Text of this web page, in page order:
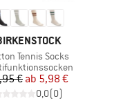
Tennis Socks
Preis
€ reduzierter Preis
ab 5,98 €
0,0(0)